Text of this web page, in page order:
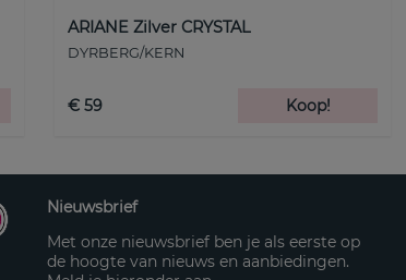
ARIANE Zilver CRYSTAL
DYRBERG/KERN
€ 59 Koop!
Nieuwsbrief
Met onze nieuwsbrief ben je als eerste op
de hoogte van nieuws en aanbiedingen.